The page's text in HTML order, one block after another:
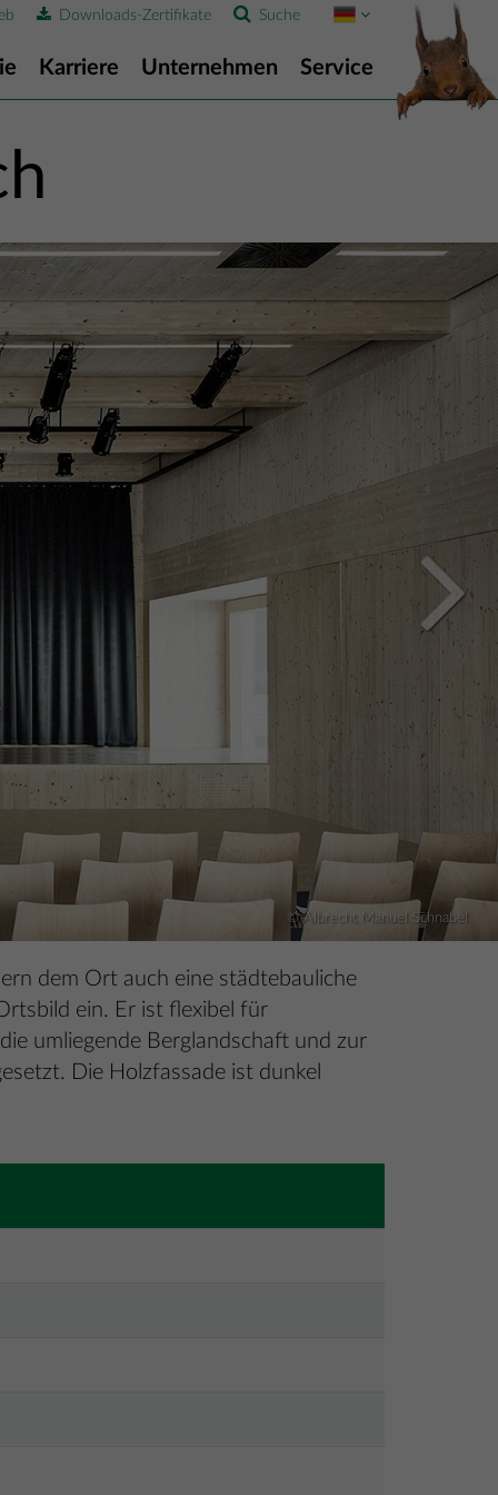
Karriere Unternehmen Service
Suche
Downloads-Zertifikate
© Albrecht Manuel Schnabel
dem Ort auch eine städtebauliche
ein. Er ist flexibel für
umliegende Berglandschaft und zur
Die Holzfassade ist dunkel